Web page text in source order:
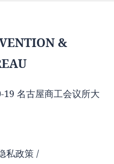
&
名古屋商工会议所大
私政策